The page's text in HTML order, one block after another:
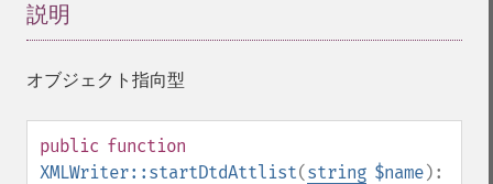
説明
オブジェクト指向型
public function
XMLWriter::startDtdAttlist(string $name):